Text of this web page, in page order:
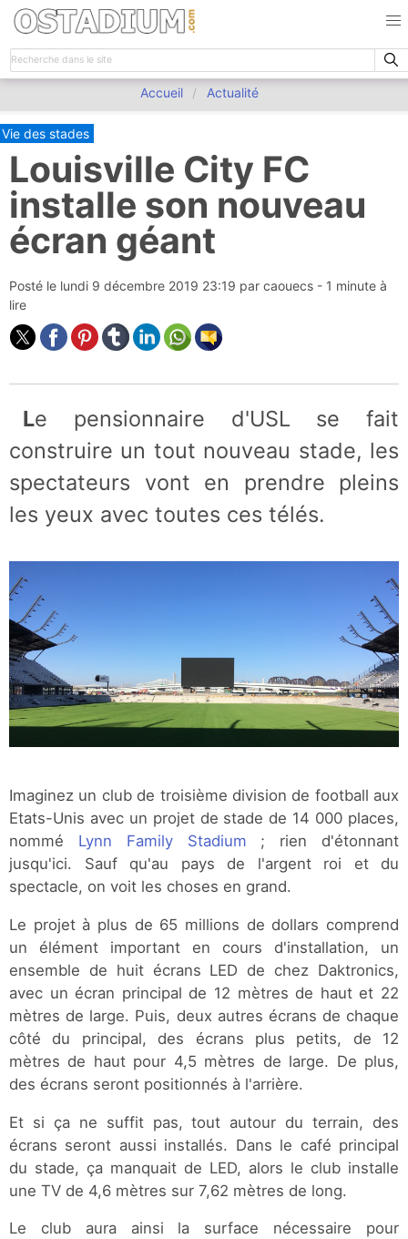
Accueil Actualité
Vie des stades
Louisville City FC
installe son nouveau
écran géant
Posté le lundi 9 décembre 2019 23:19 par caouecs - 1 minute à
lire
Le pensionnaire d'USL se fait
construire un tout nouveau stade, les
spectateurs vont en prendre pleins
les yeux avec toutes ces télés.
Imaginez un club de troisième division de football aux
Etats-Unis avec un projet de stade de 14 000 places,
nommé Lynn Family Stadium ; rien d'étonnant
jusqu'ici. Sauf qu'au pays de l'argent roi et du
spectacle, on voit les choses en grand.
Le projet à plus de 65 millions de dollars comprend
un élément important en cours d'installation, un
ensemble de huit écrans LED de chez Daktronics,
avec un écran principal de 12 mètres de haut et 22
mètres de large. Puis, deux autres écrans de chaque
côté du principal, des écrans plus petits, de 12
mètres de haut pour 4,5 mètres de large. De plus,
des écrans seront positionnés à l'arrière.
Et si ça ne suffit pas, tout autour du terrain, des
écrans seront aussi installés. Dans le café principal
du stade, ça manquait de LED, alors le club installe
une TV de 4,6 mètres sur 7,62 mètres de long.
Le club aura ainsi la surface nécessaire pour